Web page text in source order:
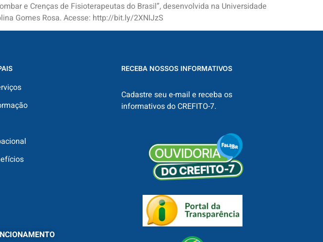
e Crenças de Fisioterapeutas do Brasil”, desenvolvida na Universidade
Gomes Rosa. Acesse: http://bit.ly/2XNIJzS
RECEBA NOSSOS INFORMATIVOS
Cadastre seu e-mail e receba os
informativos do CREFITO-7.